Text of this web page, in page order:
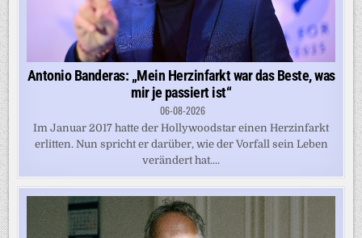
Antonio Banderas: „Mein Herzinfarkt war das Beste, was
mir je passiert ist“
06-08-2026
Im Januar 2017 hatte der Hollywoodstar einen Herzinfarkt
erlitten. Nun spricht er darüber, wie der Vorfall sein Leben
verändert hat....